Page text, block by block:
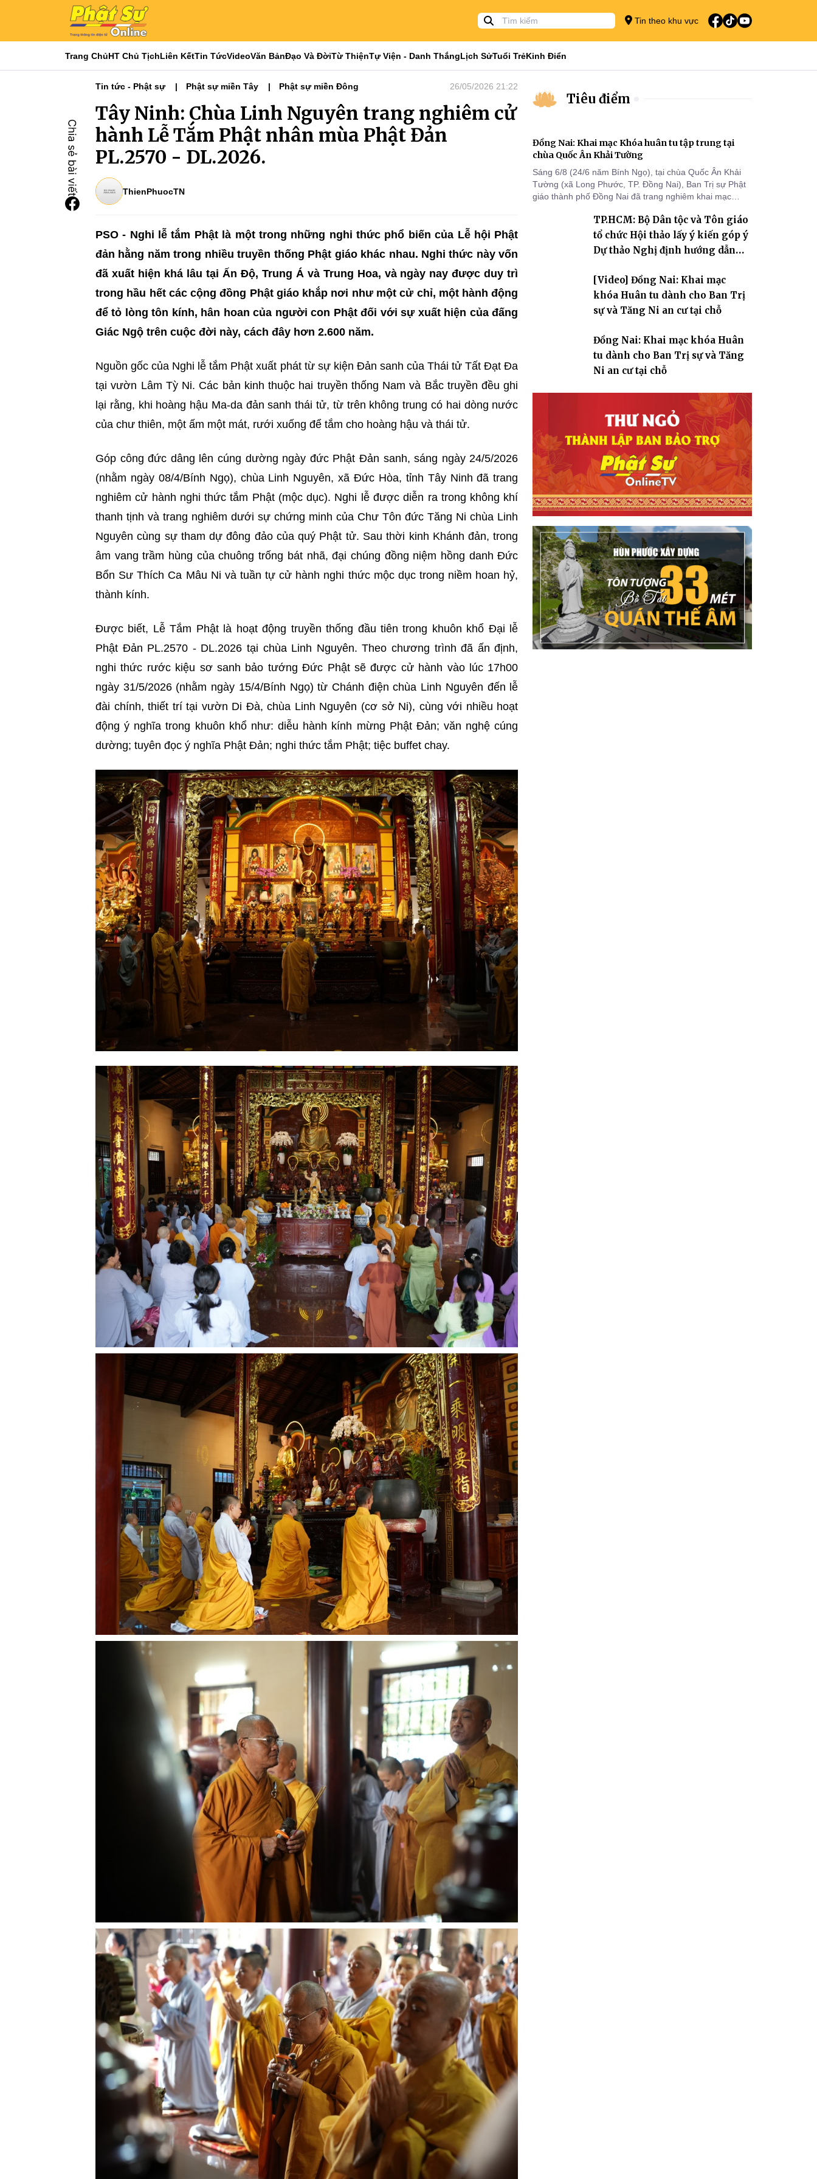
Tin theo khu vực
Trang ChủHT Chủ TịchLiên KếtTin TứcVideoVăn BảnĐạo Và ĐờiTừ ThiệnTự Viện - Danh ThắngLịch SửTuổi TrẻKinh Điển
Tin tức - Phật sự Phật sự miền Tây Phật sự miền Đông 26/05/2026 21:22
Tây Ninh: Chùa Linh Nguyên trang nghiêm cử
hành Lễ Tắm Phật nhân mùa Phật Đản
PL.2570 - DL.2026.
ThienPhuocTN
PSO - Nghi lễ tắm Phật là một trong những nghi thức phổ biến của Lễ hội Phật
đản hằng năm trong nhiều truyền thống Phật giáo khác nhau. Nghi thức này vốn
đã xuất hiện khá lâu tại Ấn Độ, Trung Á và Trung Hoa, và ngày nay được duy trì
trong hầu hết các cộng đồng Phật giáo khắp nơi như một cử chỉ, một hành động
để tỏ lòng tôn kính, hân hoan của người con Phật đối với sự xuất hiện của đấng
Giác Ngộ trên cuộc đời này, cách đây hơn 2.600 năm.
Nguồn gốc của Nghi lễ tắm Phật xuất phát từ sự kiện Đản sanh của Thái tử Tất Đạt Đa
tại vườn Lâm Tỳ Ni. Các bản kinh thuộc hai truyền thống Nam và Bắc truyền đều ghi
lại rằng, khi hoàng hậu Ma-da đản sanh thái tử, từ trên không trung có hai dòng nước
của chư thiên, một ấm một mát, rưới xuống để tắm cho hoàng hậu và thái tử.
Góp công đức dâng lên cúng dường ngày đức Phật Đản sanh, sáng ngày 24/5/2026
(nhằm ngày 08/4/Bính Ngọ), chùa Linh Nguyên, xã Đức Hòa, tỉnh Tây Ninh đã trang
nghiêm cử hành nghi thức tắm Phật (mộc dục). Nghi lễ được diễn ra trong không khí
thanh tịnh và trang nghiêm dưới sự chứng minh của Chư Tôn đức Tăng Ni chùa Linh
Nguyên cùng sự tham dự đông đảo của quý Phật tử. Sau thời kinh Khánh đản, trong
âm vang trầm hùng của chuông trống bát nhã, đại chúng đồng niệm hồng danh Đức
Bổn Sư Thích Ca Mâu Ni và tuần tự cử hành nghi thức mộc dục trong niềm hoan hỷ,
thành kính.
Được biết, Lễ Tắm Phật là hoạt động truyền thống đầu tiên trong khuôn khổ Đại lễ
Phật Đản PL.2570 - DL.2026 tại chùa Linh Nguyên. Theo chương trình đã ấn định,
nghi thức rước kiệu sơ sanh bảo tướng Đức Phật sẽ được cử hành vào lúc 17h00
ngày 31/5/2026 (nhằm ngày 15/4/Bính Ngọ) từ Chánh điện chùa Linh Nguyên đến lễ
đài chính, thiết trí tại vườn Di Đà, chùa Linh Nguyên (cơ sở Ni), cùng với nhiều hoạt
động ý nghĩa trong khuôn khổ như: diễu hành kính mừng Phật Đản; văn nghệ cúng
dường; tuyên đọc ý nghĩa Phật Đản; nghi thức tắm Phật; tiệc buffet chay.
Tiêu điểm
Đồng Nai: Khai mạc Khóa huân tu tập trung tại
chùa Quốc Ân Khải Tường
Sáng 6/8 (24/6 năm Bính Ngọ), tại chùa Quốc Ân Khải
Tường (xã Long Phước, TP. Đồng Nai), Ban Trị sự Phật
giáo thành phố Đồng Nai đã trang nghiêm khai mạc
2570 dành cho chư Tăng hành giả an cư tại chỗ khu vực
VII, VIII và trường hạ chùa Quốc Ân Khải Tường.
TP.HCM: Bộ Dân tộc và Tôn giáo
tổ chức Hội thảo lấy ý kiến góp ý
Dự thảo Nghị định hướng dẫn
giáo
[Video] Đồng Nai: Khai mạc
khóa Huân tu dành cho Ban Trị
sự và Tăng Ni an cư tại chỗ
Đồng Nai: Khai mạc khóa Huân
tu dành cho Ban Trị sự và Tăng
Ni an cư tại chỗ